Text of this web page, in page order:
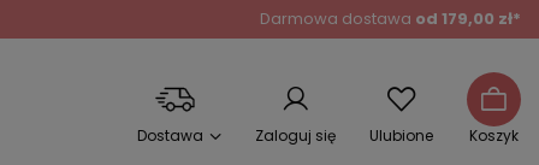
Darmowa dostawa od 179,00 zł*
Dostawa Zaloguj się Ulubione Koszyk